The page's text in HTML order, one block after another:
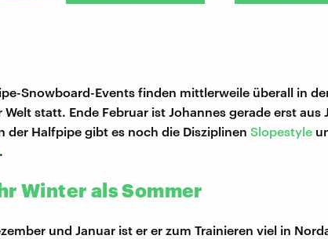
Snowboard-Events finden mittlerweile überall in
Welt statt. Ende Februar ist Johannes gerade erst
der Halfpipe gibt es noch die Disziplinen Slopestyle
.
Winter als Sommer
und Januar ist er er zum Trainieren viel in